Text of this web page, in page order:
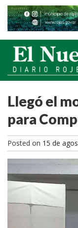
Llegó el
para
Posted on 15 de